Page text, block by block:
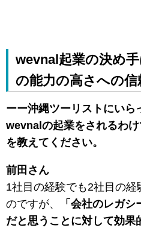
wevnal起業の決め
の能力の高さへの信
ーー沖縄ツーリストにいら
wevnalの起業をされるわ
を教えてください。
前田さん
1社目の経験でも2社目の
のですが、
「会社のレガ
だと思うことに対して効果